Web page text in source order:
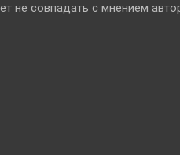
не совпадать с мнением